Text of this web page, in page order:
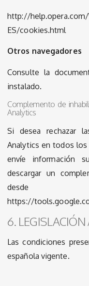
http://
ES/cookies.html
Otros navegadores
Consulte la
instalado.
Complemento de
Analytics
Si desea rechazar
Analytics en todos los
envíe información
descargar un
desde
https://
6. LEGISLACIÓN
Las condiciones
española vigente.